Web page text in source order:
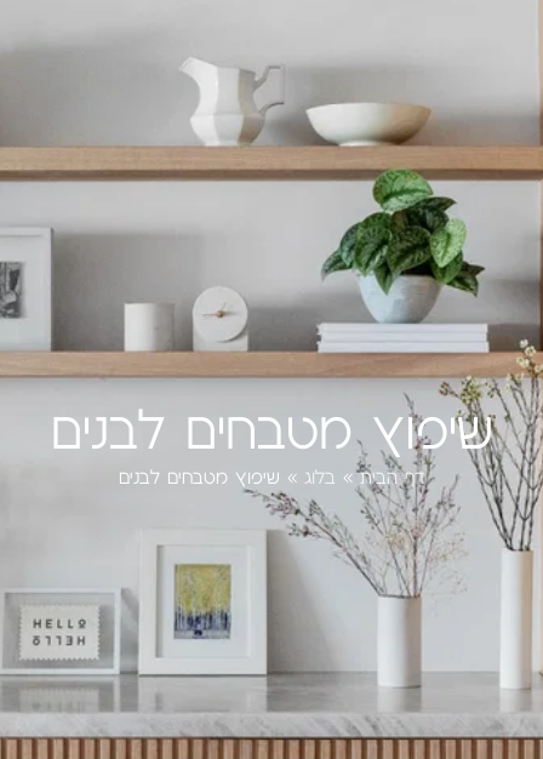
שיפוץ מטבחים לבנים
דף הבית» בלוג » שיפוץ מטבחים לבנים